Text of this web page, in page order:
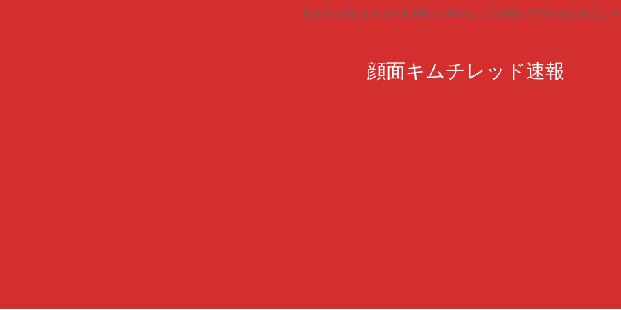
見る人が見ればキムチを頬張った時のように火照りだす5chまとめニュ
顔面キムチレッド速報